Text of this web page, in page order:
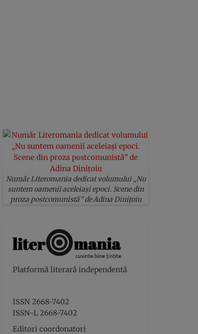
Număr Literomania dedicat volumului „Nu
suntem oamenii aceleiași epoci. Scene din
proza postcomunistă” de Adina Dinițoiu
Platformă literară independentă
ISSN 2668-7402
ISSN-L 2668-7402
Editori coordonatori